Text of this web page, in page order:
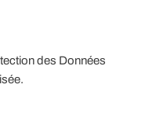
des Données